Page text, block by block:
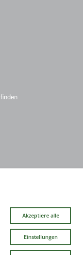
Akzeptiere alle
Einstellungen